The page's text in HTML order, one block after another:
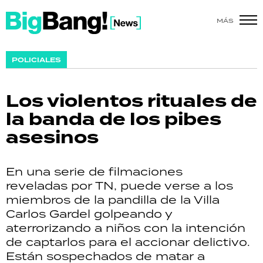
MÁS
POLICIALES
Los violentos rituales de
la banda de los pibes
asesinos
En una serie de filmaciones
reveladas por TN, puede verse a los
miembros de la pandilla de la Villa
Carlos Gardel golpeando y
aterrorizando a niños con la intención
de captarlos para el accionar delictivo.
Están sospechados de matar a
SHOW
ACTUALIDAD
POLICIALES
ECONOMÍA
GRAN HERMANO
SALUD
DEPORTES